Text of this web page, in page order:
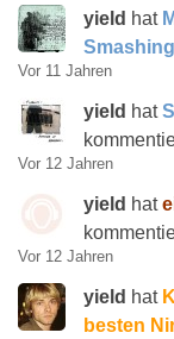
yield hat
Vor 11 Jahren
yield hat
Vor 12 Jahren
yield hat
Vor 12 Jahren
yield hat
besten